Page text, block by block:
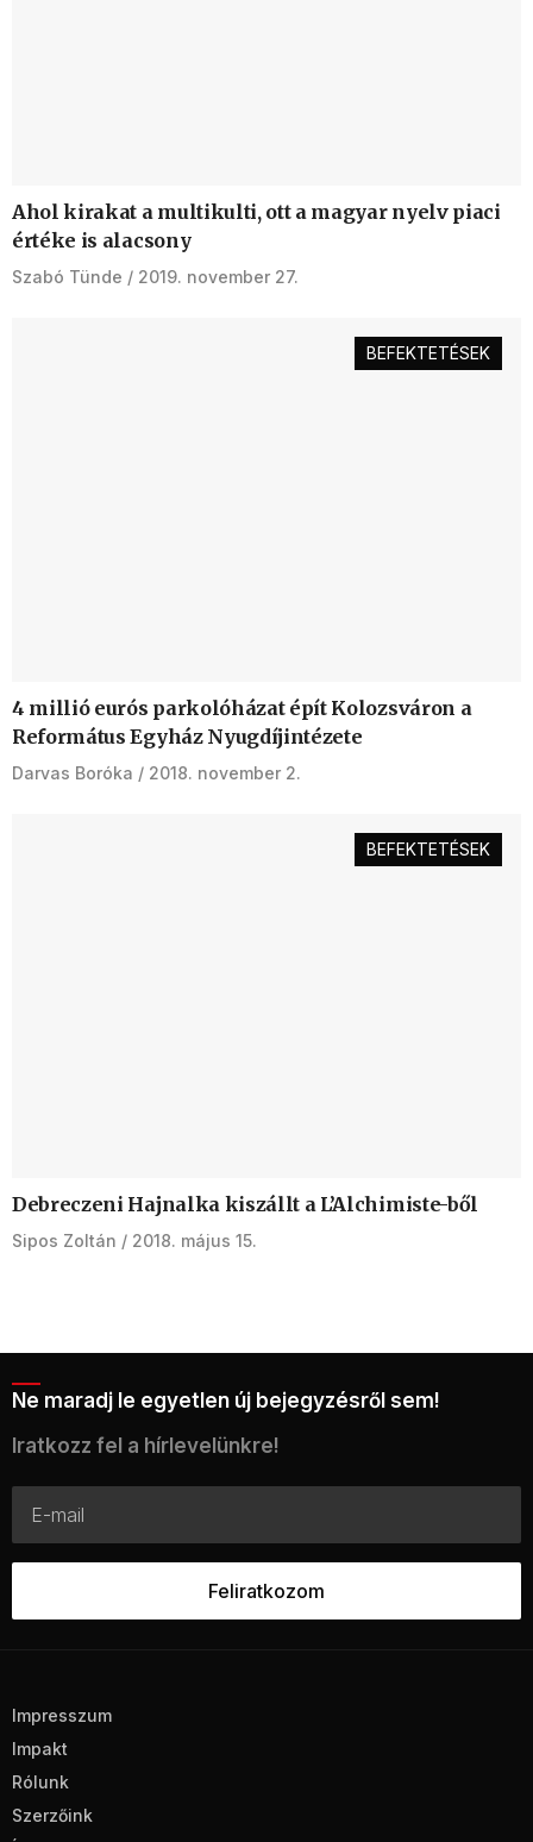
Ahol kirakat a multikulti, ott a magyar nyelv piaci
értéke is alacsony
Szabó Tünde 2019. november 27.
BEFEKTETÉSEK
4 millió eurós parkolóházat épít Kolozsváron a
Református Egyház Nyugdíjintézete
Darvas Boróka 2018. november 2.
BEFEKTETÉSEK
Debreczeni Hajnalka kiszállt a L’Alchimiste-ből
Sipos Zoltán 2018. május 15.
Ne maradj le egyetlen új bejegyzésről sem!
Iratkozz fel a hírlevelünkre!
Impresszum
Impakt
Rólunk
Szerzőink